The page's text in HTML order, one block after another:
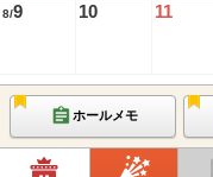
8/9 10 11
ホールメモ